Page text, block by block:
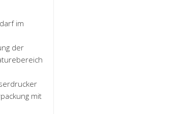
im
der
mit